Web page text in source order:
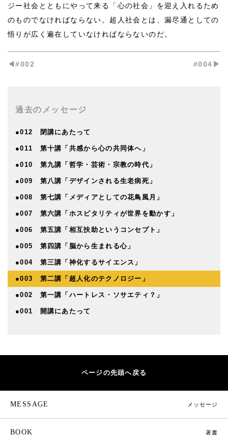
ジー社会とともにやって来る「心の社会」を迎え入れるため
のものでなければならない。超人社会とは、漏尽通としての
悟りが広く遍在していなければならないのだ。
◀︎#002 #004▶︎
過去のメッセージ
●012 閉講にあたって
●011 第十講「共感から心の共同体へ」
●010 第九講「哲学・芸術・宗教の時代」
●009 第八講「デザインされる生老病死」
●008 第七講「メディアとしての花鳥風月」
●007 第六講「ホスピタリティが世界を動かす」
●006 第五講「相互扶助というコンセプト」
●005 第四講「脳から生まれる心」
●004 第三講「神化するサイエンス」
●003 第二講「超人化のテクノロジー」
●002 第一講「ハートレス・ソサエティ？」
●001 開講にあたって
ページの先頭へ戻る
MESSAGE メッセージ
BOOK 著書